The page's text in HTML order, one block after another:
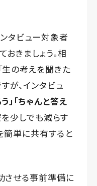
タビュー対象者
きましょう。相
の考えを聞きた
が、インタビュ
」「ちゃんと答え
少しでも減らす
簡単に共有すると
させる事前準備に